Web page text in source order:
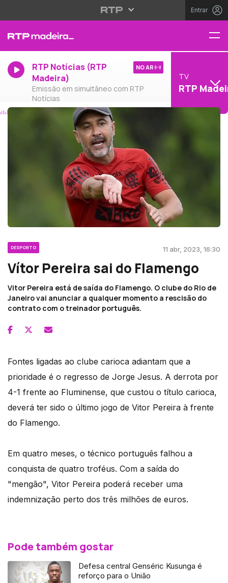
Entrar
RTP Notícias (RTP
Madeira)
Emissão em simultâneo com RTP
Notícias
NO AR
TV
RTP
DESPORTO 11 abr, 2023, 16:30
Vítor Pereira sai do Flamengo
Vitor Pereira está de saída do Flamengo. O clube do Rio de
Janeiro vai anunciar a qualquer momento a rescisão do
contrato com o treinador português.
Fontes ligadas ao clube carioca adiantam que a
prioridade é o regresso de Jorge Jesus. A derrota por
4-1 frente ao Fluminense, que custou o título carioca,
deverá ter sido o último jogo de Vitor Pereira à frente
do Flamengo.
Em quatro meses, o técnico português falhou a
conquista de quatro troféus. Com a saída do
"mengão", Vitor Pereira poderá receber uma
indemnização perto dos três milhões de euros.
Pode também gostar
Defesa central Genséric Kusunga é
reforço para o União